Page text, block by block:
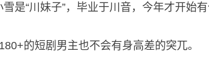
是“川妹子”，毕业于川音，今年才开始
的短剧男主也不会有身高差的突兀。